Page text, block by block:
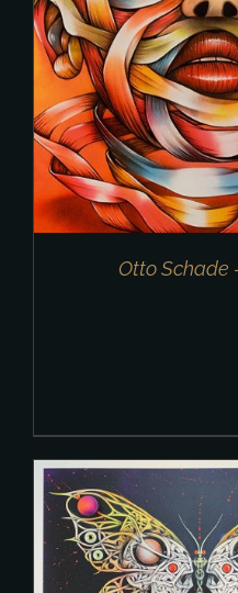
Otto Schade
IN DEN